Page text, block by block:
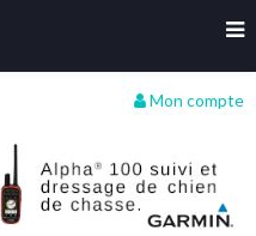
Mon compte